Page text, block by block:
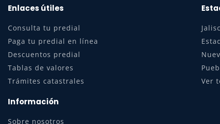
Enlaces útiles
Consulta tu predial
Paga tu predial en línea
Descuentos predial
Tablas de valores
Trámites catastrales
Ver
Información
Sobre nosotros